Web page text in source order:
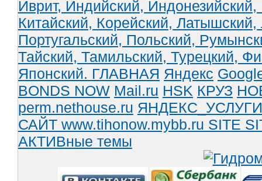
Иврит, Индийский, Индонезийский,
Китайский, Корейский, Латышский,
Португальский, Польский,
Тайский, Тамильский, Турецкий,
Японский. ГЛАВНАЯ Яндекс
BONDS NOW Mail.ru HSK КРУЗ
perm.nethouse.ru ЯНДЕКС_УСЛУГИ
САЙТ www.tihonow.mybb.ru SITE
АКТИВные темы